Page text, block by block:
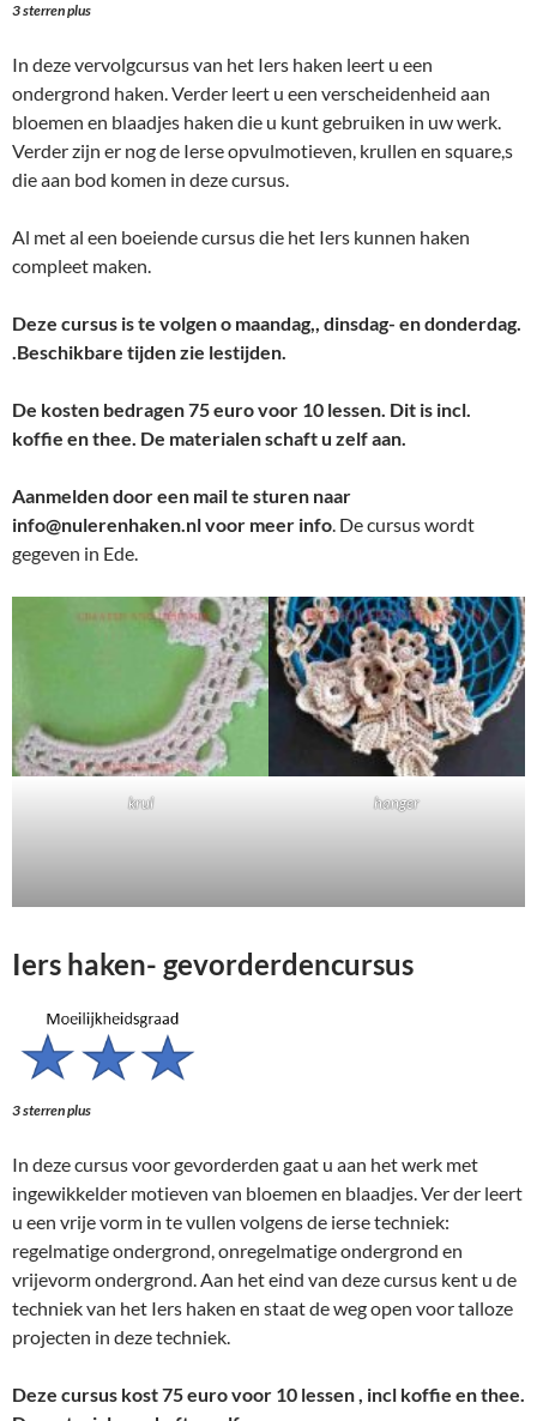
3 sterren plus
In deze vervolgcursus van het Iers haken leert u een
ondergrond haken. Verder leert u een verscheidenheid aan
bloemen en blaadjes haken die u kunt gebruiken in uw werk.
Verder zijn er nog de Ierse opvulmotieven, krullen en square,s
die aan bod komen in deze cursus.
Al met al een boeiende cursus die het Iers kunnen haken
compleet maken.
Deze cursus is te volgen o maandag,, dinsdag- en donderdag.
.Beschikbare tijden zie lestijden.
De kosten bedragen 75 euro voor 10 lessen. Dit is incl.
koffie en thee. De materialen schaft u zelf aan.
Aanmelden door een mail te sturen naar
info@nulerenhaken.nlvoor meer info. De cursus wordt
gegeven in Ede.
krul hanger
Iers haken- gevorderdencursus
3 sterren plus
In deze cursus voor gevorderden gaat u aan het werk met
ingewikkelder motieven van bloemen en blaadjes. Ver der leert
u een vrije vorm in te vullen volgens de ierse techniek:
regelmatige ondergrond, onregelmatige ondergrond en
vrijevorm ondergrond. Aan het eind van deze cursus kent u de
techniek van het Iers haken en staat de weg open voor talloze
projecten in deze techniek.
Deze cursus kost 75 euro voor 10 lessen , incl koffie en thee.